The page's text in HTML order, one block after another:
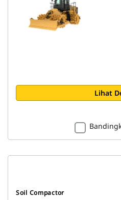
Lihat
Soil Compactor